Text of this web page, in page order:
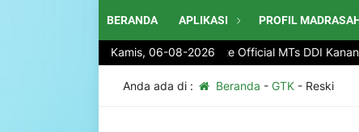
BERANDA APLIKASI PROFIL
Kamis, 06-08-2026
Selamat Datang di website Official MTs DDI
Anda ada di : Beranda - GTK- Reski